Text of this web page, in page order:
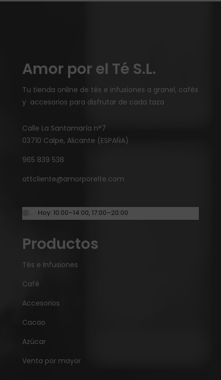
Amor por el Té S.L.
Tu tienda online de tés e infusiones a granel, cafés
y accesorios para disfrutar de cada taza
Calle La Santamaría n°7
03710 Calpe, Alicante (ESPAÑA)
965 839 538
attcliente@amorporelte.com
… · Hoy: 10:00–14:00, 17:00–20:00
Productos
Tés e Infusiones
Café
Accesorios
Cacao
Azúcar
Venta por mayor